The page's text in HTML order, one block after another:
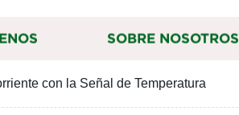
SOBRE NOSOTROS
con la Señal de Temperatura